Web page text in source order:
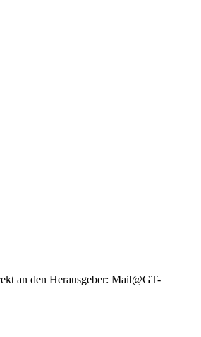
an den Herausgeber: Mail@GT-